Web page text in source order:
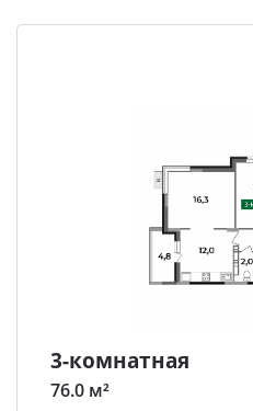
3-комнатная
76.0 м²